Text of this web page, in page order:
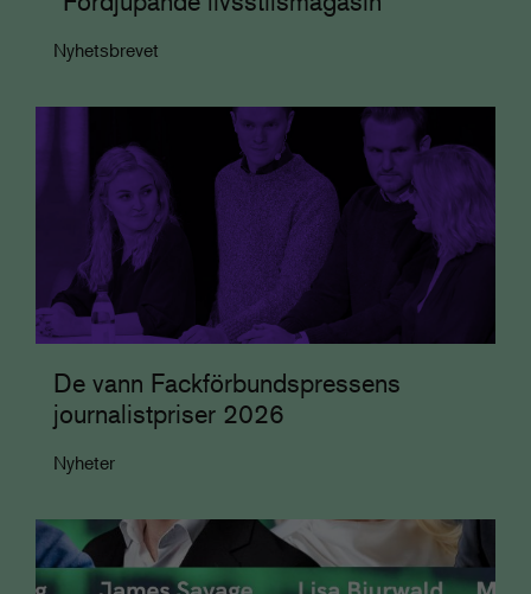
Nyhetsbrevet
De vann Fackförbundspressens
journalistpriser 2026
Nyheter